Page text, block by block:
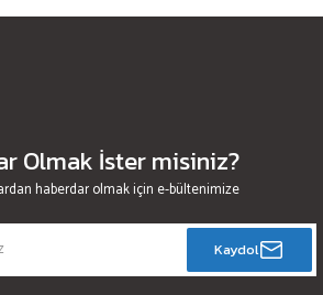
Olmak İster misiniz?
haberdar olmak için e-bültenimize
Kaydol